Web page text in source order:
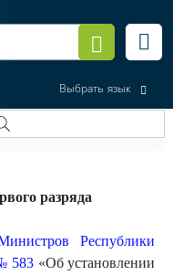
Выбрать язык
разряда
Республики
583 «Об установлении